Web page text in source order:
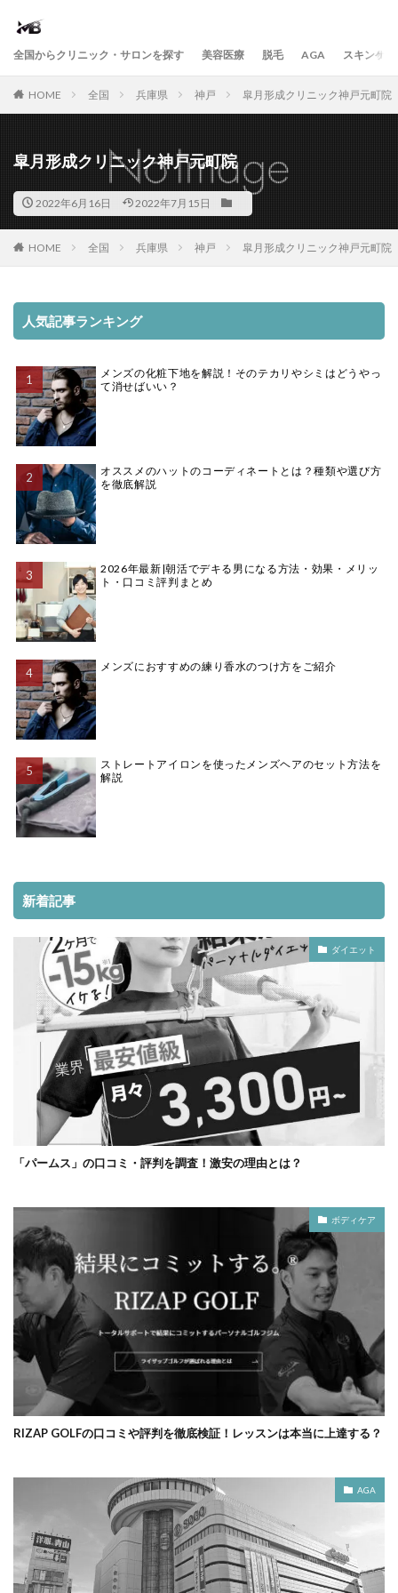
全国からクリニック・サロンを探す 美容医療 脱毛 AGA スキンケア
HOME 全国 兵庫県 神戸 皐月形成クリニック神戸元町院
皐月形成クリニック神戸元町院
2022年6月16日 2022年7月15日
HOME 全国 兵庫県 神戸 皐月形成クリニック神戸元町院
人気記事ランキング
メンズの化粧下地を解説！そのテカリやシミはどうやっ
て消せばいい？
オススメのハットのコーディネートとは？種類や選び方
を徹底解説
2026年最新|朝活でデキる男になる方法・効果・メリッ
ト・口コミ評判まとめ
メンズにおすすめの練り香水のつけ方をご紹介
ストレートアイロンを使ったメンズヘアのセット方法を
解説
新着記事
ダイエット
「パームス」の口コミ・評判を調査！激安の理由とは？
ボディケア
RIZAP GOLFの口コミや評判を徹底検証！レッスンは本当に上達する？
AGA